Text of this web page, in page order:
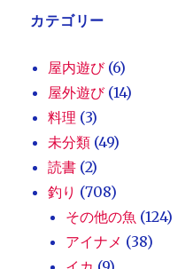
カテゴリー
屋内遊び(6)
屋外遊び(14)
料理 (3)
未分類 (49)
読書 (2)
釣り (708)
その他の魚 (124)
アイナメ (38)